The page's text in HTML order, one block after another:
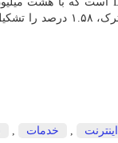
اینترنت خدمات